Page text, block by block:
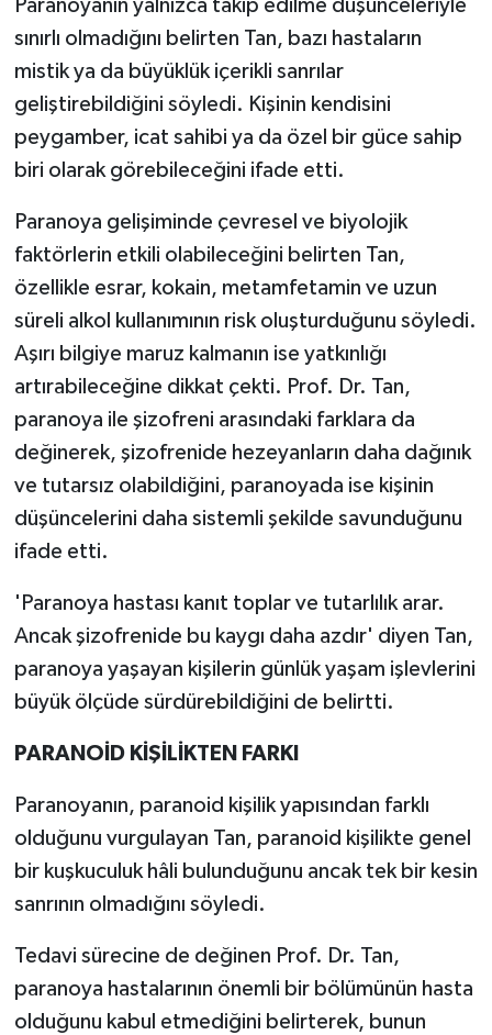
Paranoyanın yalnızca takip edilme düşünceleriyle
sınırlı olmadığını belirten Tan, bazı hastaların
mistik ya da büyüklük içerikli sanrılar
geliştirebildiğini söyledi. Kişinin kendisini
peygamber, icat sahibi ya da özel bir güce sahip
biri olarak görebileceğini ifade etti.
Paranoya gelişiminde çevresel ve biyolojik
faktörlerin etkili olabileceğini belirten Tan,
özellikle esrar, kokain, metamfetamin ve uzun
süreli alkol kullanımının risk oluşturduğunu söyledi.
Aşırı bilgiye maruz kalmanın ise yatkınlığı
artırabileceğine dikkat çekti. Prof. Dr. Tan,
paranoya ile şizofreni arasındaki farklara da
değinerek, şizofrenide hezeyanların daha dağınık
ve tutarsız olabildiğini, paranoyada ise kişinin
düşüncelerini daha sistemli şekilde savunduğunu
ifade etti.
'Paranoya hastası kanıt toplar ve tutarlılık arar.
Ancak şizofrenide bu kaygı daha azdır' diyen Tan,
paranoya yaşayan kişilerin günlük yaşam işlevlerini
büyük ölçüde sürdürebildiğini de belirtti.
PARANOİD KİŞİLİKTEN FARKI
Paranoyanın, paranoid kişilik yapısından farklı
olduğunu vurgulayan Tan, paranoid kişilikte genel
bir kuşkuculuk hâli bulunduğunu ancak tek bir kesin
sanrının olmadığını söyledi.
Tedavi sürecine de değinen Prof. Dr. Tan,
paranoya hastalarının önemli bir bölümünün hasta
olduğunu kabul etmediğini belirterek, bunun